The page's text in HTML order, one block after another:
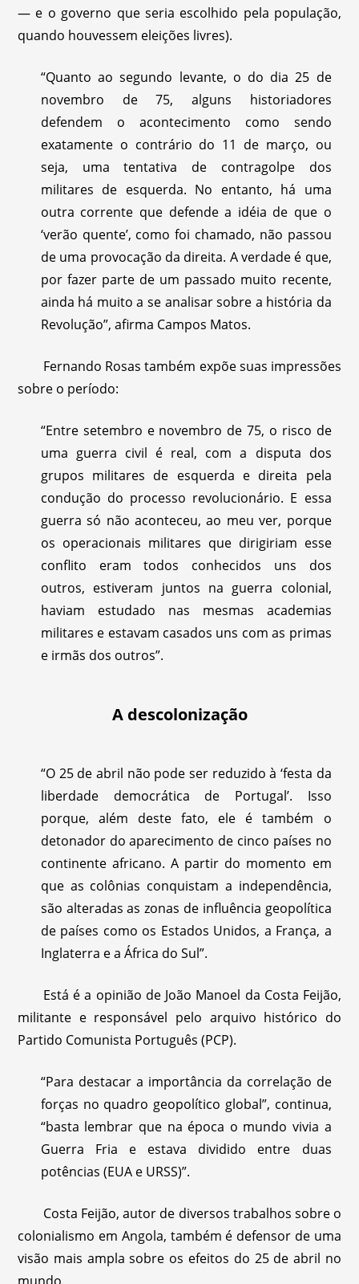
— e o governo que seria escolhido pela população,
quando houvessem eleições livres).
“Quanto ao segundo levante, o do dia 25 de
novembro de 75, alguns historiadores
defendem o acontecimento como sendo
exatamente o contrário do 11 de março, ou
seja, uma tentativa de contragolpe dos
militares de esquerda. No entanto, há uma
outra corrente que defende a idéia de que o
‘verão quente’, como foi chamado, não passou
de uma provocação da direita. A verdade é que,
por fazer parte de um passado muito recente,
ainda há muito a se analisar sobre a história da
Revolução”, afirma Campos Matos.
Fernando Rosas também expõe suas impressões
sobre o período:
“Entre setembro e novembro de 75, o risco de
uma guerra civil é real, com a disputa dos
grupos militares de esquerda e direita pela
condução do processo revolucionário. E essa
guerra só não aconteceu, ao meu ver, porque
os operacionais militares que dirigiriam esse
conflito eram todos conhecidos uns dos
outros, estiveram juntos na guerra colonial,
haviam estudado nas mesmas academias
militares e estavam casados uns com as primas
e irmãs dos outros”.
A descolonização
“O 25 de abril não pode ser reduzido à ‘festa da
liberdade democrática de Portugal’. Isso
porque, além deste fato, ele é também o
detonador do aparecimento de cinco países no
continente africano. A partir do momento em
que as colônias conquistam a independência,
são alteradas as zonas de influência geopolítica
de países como os Estados Unidos, a França, a
Inglaterra e a África do Sul”.
Está é a opinião de João Manoel da Costa Feijão,
militante e responsável pelo arquivo histórico do
Partido Comunista Português (PCP).
“Para destacar a importância da correlação de
forças no quadro geopolítico global”, continua,
“basta lembrar que na época o mundo vivia a
Guerra Fria e estava dividido entre duas
potências (EUA e URSS)”.
Costa Feijão, autor de diversos trabalhos sobre o
colonialismo em Angola, também é defensor de uma
visão mais ampla sobre os efeitos do 25 de abril no